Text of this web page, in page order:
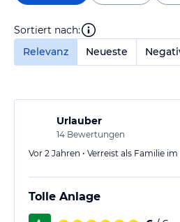
Sortiert nach:
Relevanz
Neueste
Urlauber
14 Bewertungen
Vor 2 Jahren • Verreist als Familie
Tolle Anlage